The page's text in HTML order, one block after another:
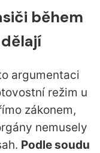
během
argumentaci
režim u
zákonem,
nemusely
Podle soudu